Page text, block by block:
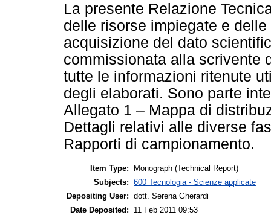
La presente Relazione
delle risorse impiegate e
acquisizione del dato
commissionata alla scrivente
tutte le informazioni ritenute
degli elaborati. Sono parte
Allegato 1 – Mappa di
Dettagli relativi alle diverse
Rapporti di campionamento.
Item Type:
Monograph (Technical Report)
Subjects: 600 Tecnologia - Scienze applicate
Depositing User: dott. Serena Gherardi
Date Deposited:
11 Feb 2011 09:53